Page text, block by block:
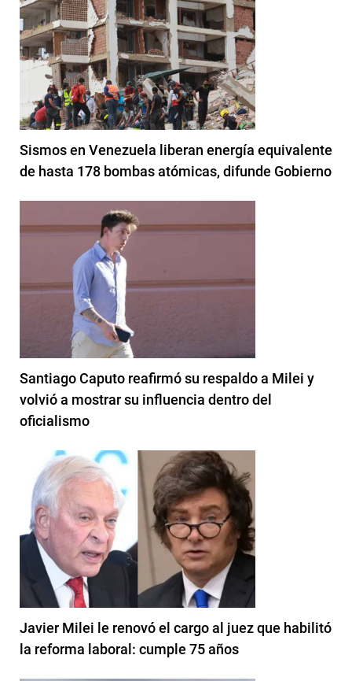
Sismos en Venezuela liberan energía equivalente
de hasta 178 bombas atómicas, difunde Gobierno
Santiago Caputo reafirmó su respaldo a Milei y
volvió a mostrar su influencia dentro del
oficialismo
Javier Milei le renovó el cargo al juez que habilitó
la reforma laboral: cumple 75 años